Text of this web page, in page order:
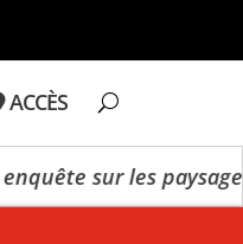
ACCÈS
The